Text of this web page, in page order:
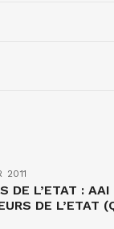
2011
DE L’ETAT : AAI
DE L’ETAT